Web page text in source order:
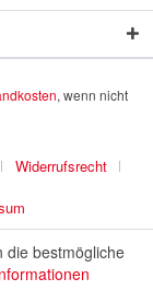
, wenn nicht
Widerrufsrecht
die bestmögliche